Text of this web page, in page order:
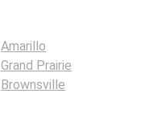
Amarillo
Grand Prairie
Brownsville